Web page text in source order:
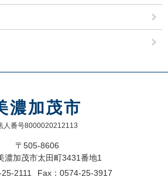
濃加茂市
人番号8000020212113
〒505-8606
濃加茂市太田町3431番地1
2111
Fax：0574-25-3917